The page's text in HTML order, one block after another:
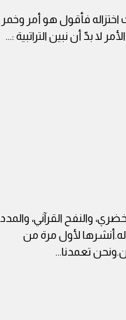
فأقول هو أمر وخمر
لا بدّ أن نبين التراتبية :...
والنفح القرآني، والمدد
لأول مرة من
تعمدنا...